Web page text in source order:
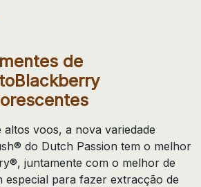
de
voos, a nova variedade
do Dutch Passion tem o melhor
juntamente com o melhor de
especial para fazer extracção de